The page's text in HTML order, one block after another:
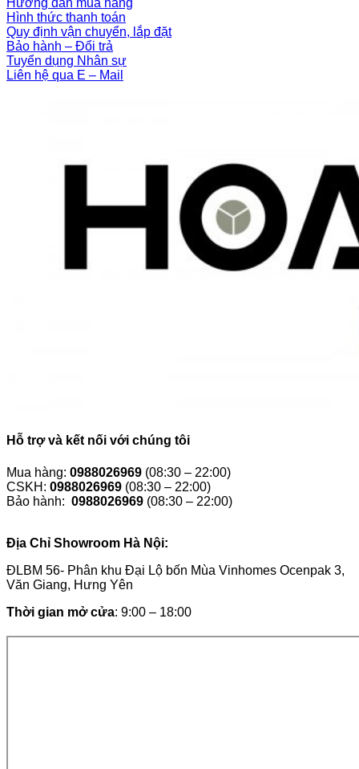
Hướng dẫn mua hàng
Hình thức thanh toán
Quy định vận chuyển, lắp đặt
Bảo hành – Đổi trả
Tuyển dụng Nhân sự
Liên hệ qua E – Mail
Hỗ trợ và kết nối với chúng tôi
Mua hàng: 0988026969 (08:30 – 22:00)
CSKH: 0988026969 (08:30 – 22:00)
Bảo hành: 0988026969 (08:30 – 22:00)
Địa Chỉ Showroom Hà Nội:
ĐLBM 56- Phân khu Đại Lộ bốn Mùa Vinhomes Ocenpak 3,
Văn Giang, Hưng Yên
Thời gian mở cửa: 9:00 – 18:00